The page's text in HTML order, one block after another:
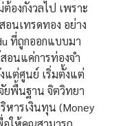
องกังวลไป เพราะ
นเทรดทอง อย่าง
ที่ถูกออกแบบมา
อนแค่การท่องจำ
ต่ศูนย์ เริ่มตั้งแต่
ยพื้นฐาน จิตวิทยา
หารเงินทุน (Money